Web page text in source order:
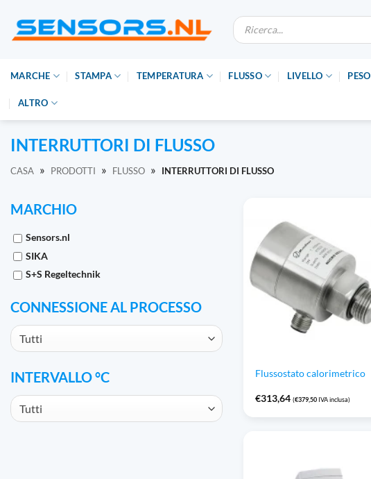
contenuto
Ricerca
prodotti
MARCHE STAMPA TEMPERATURA FLUSSO LIVELLO PESO
ALTRO
INTERRUTTORI DI FLUSSO
CASA » PRODOTTI » FLUSSO » INTERRUTTORI DI FLUSSO
MARCHIO
Sensors.nl
SIKA
S+S Regeltechnik
CONNESSIONE AL PROCESSO
Tutti
INTERVALLO °C
Tutti
Flussostato calorimetrico
€313,64 (€379,50 IVA inclusa)